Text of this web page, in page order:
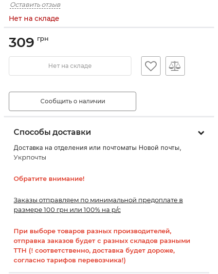
Оставить отзыв
Нет на складе
309 грн
Нет на складе
Сообщить о наличии
Способы доставки
Доставка на отделения или почтоматы Новой почты,
Укрпочты
Обратите внимание!
Заказы отправляем по минимальной предоплате в
размере 100 грн или 100% на р/с
При выборе товаров разных производителей,
отправка заказов будет с разных складов разными
ТТН (! соответственно, доставка будет дороже,
согласно тарифов перевозчика!)